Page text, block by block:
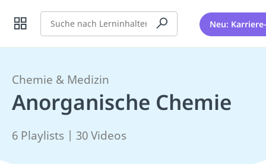
Suche Neu:
Chemie & Medizin
Anorganische Chemie
6 Playlists | 30 Videos